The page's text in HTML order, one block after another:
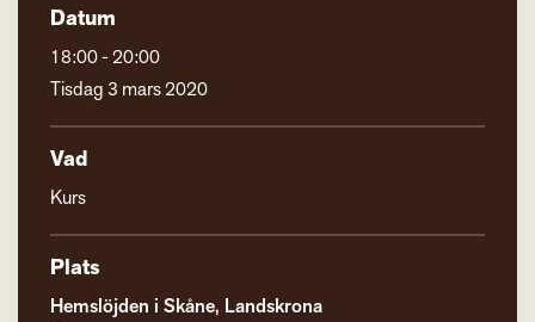
Datum
18:00 - 20:00
Tisdag 3 mars 2020
Vad
Kurs
Plats
Hemslöjden i Skåne, Landskrona